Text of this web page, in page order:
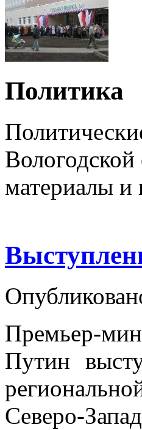
Политика
материалы и
Премьер-
Путин
Северо-